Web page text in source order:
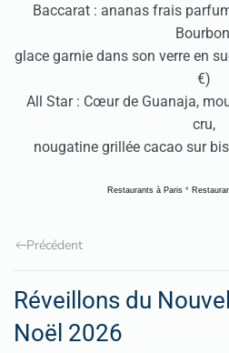
Baccarat : ananas frais
glace garnie dans son verre en
€)
All Star : Cœur de Guanaja,
cru,
nougatine grillée cacao sur
Restaurants à Paris *
Précédent
Réveillons du
Noël 2026